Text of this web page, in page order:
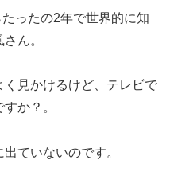
ったの2年で世界的に知
ん。
見かけるけど、テレビで
か？。
ていないのです。